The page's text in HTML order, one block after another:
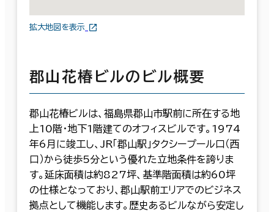
拡大地図を表示
郡山花椿ビルのビル概要
郡山花椿ビルは、福島県郡山市駅前に所在する地
上10階・地下1階建てのオフィスビルです。1974
年6月に竣工し、JR「郡山駅」タクシープール口（西
口）から徒歩5分という優れた立地条件を誇りま
す。延床面積は約827坪、基準階面積は約60坪
の仕様となっており、郡山駅前エリアでのビジネス
拠点として機能します。歴史あるビルながら安定し